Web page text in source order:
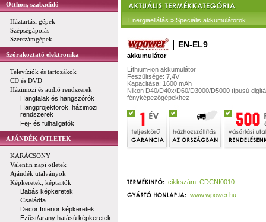
Otthon, szabadidő
Háztartási gépek
Szépségápolás
Szerszámgépek
Szórakoztató elektronika
Televíziók és tartozákok
CD és DVD
Házimozi és audió rendszerek
Hangfalak és hangszórók
Hangprojektorok, házimozi
rendszerek
Fej- és fülhallgatók
AJÁNDÉK ÖTLETEK
KARÁCSONY
Valentin napi ötletek
Ajándék utalványok
Képkeretek, képtartók
Babás képkeretek
Családfa
Decor Interior képkeretek
Ezüst/arany hatású képkeretek
Energiaellátás » Speciális akkumulátorok
EN-EL9
akkumulátor
Líthium-ion akkumulátor
Feszültsége: 7,4V
Kapacitása: 1600 mAh
Nikon D40/D40x/D60/D3000/D5000 típusú
fényképezőgépekhez
cikkszám: CDCNI0010
www.wpower.hu